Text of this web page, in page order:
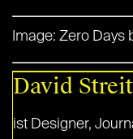
Image: Zero Days
David Streit
ist Designer,